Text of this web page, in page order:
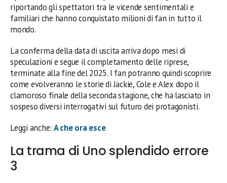
riportando gli spettatori tra le vicende sentimentali e
familiari che hanno conquistato milioni di fan in tutto il
mondo.
La conferma della data di uscita arriva dopo mesi di
speculazioni e segue il completamento delle riprese,
terminate alla fine del 2025. I fan potranno quindi scoprire
come evolveranno le storie di Jackie, Cole e Alex dopo il
clamoroso finale della seconda stagione, che ha lasciato in
sospeso diversi interrogativi sul futuro dei protagonisti.
Leggi anche: A che ora esce
La trama di Uno splendido errore
3